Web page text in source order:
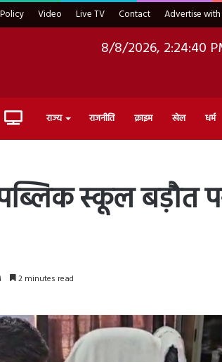
Video Live TV Contact Advertise with
8/8/2026, 2:24:42
Live राज्य राजनीति क्राइम खेल धर्म
स्कूल बड़ौत
2 minutes read